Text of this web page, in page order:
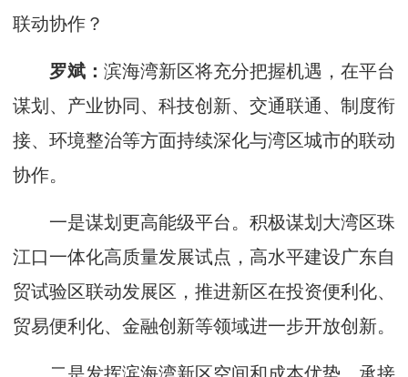
联动协作？
罗斌： 滨海湾新区将充分把握机遇，在平台
谋划、产业协同、科技创新、交通联通、制度衔
接、环境整治等方面持续深化与湾区城市的联动
协作。
一是谋划更高能级平台。积极谋划大湾区珠
江口一体化高质量发展试点，高水平建设广东自
贸试验区联动发展区，推进新区在投资便利化、
贸易便利化、金融创新等领域进一步开放创新。